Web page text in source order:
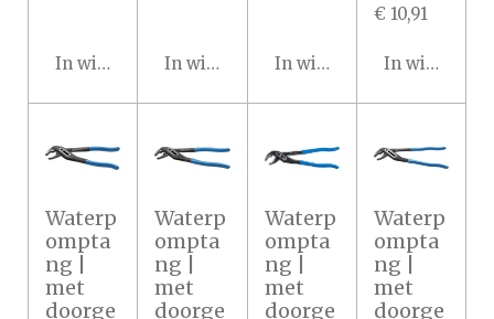
In winkelwagenIn winkelwagenIn winkelwagen
€ 10,91
In
Waterp
ompta
ng |
met
doorge
Waterp
ompta
ng |
met
doorge
Waterp
ompta
ng |
met
doorge
Waterp
ompta
ng |
met
doorge